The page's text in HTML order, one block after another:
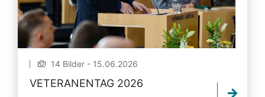
14 Bilder - 15.06.2026
VETERANENTAG 2026